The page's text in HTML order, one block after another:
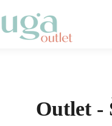
Outlet -
najít?
HLEDAT